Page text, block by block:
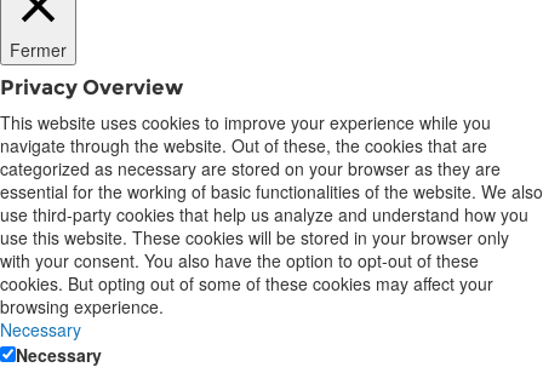
Fermer
Privacy Overview
This website uses cookies to improve your experience while you
navigate through the website. Out of these, the cookies that are
categorized as necessary are stored on your browser as they are
essential for the working of basic functionalities of the website. We also
use third-party cookies that help us analyze and understand how you
use this website. These cookies will be stored in your browser only
with your consent. You also have the option to opt-out of these
cookies. But opting out of some of these cookies may affect your
browsing experience.
Necessary
Necessary